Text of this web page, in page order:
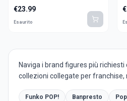
Glow In The Dark [1288]
€23.99
Esaurito
€
Naviga i brand figures più
collezioni collegate per franchise,
Funko POP! Banpresto